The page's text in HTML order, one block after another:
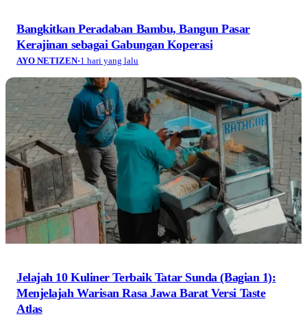
Bangkitkan Peradaban Bambu, Bangun Pasar
Kerajinan sebagai Gabungan Koperasi
AYO NETIZEN·1 hari yang lalu
Jelajah 10 Kuliner Terbaik Tatar Sunda (Bagian 1):
Menjelajah Warisan Rasa Jawa Barat Versi Taste
Atlas